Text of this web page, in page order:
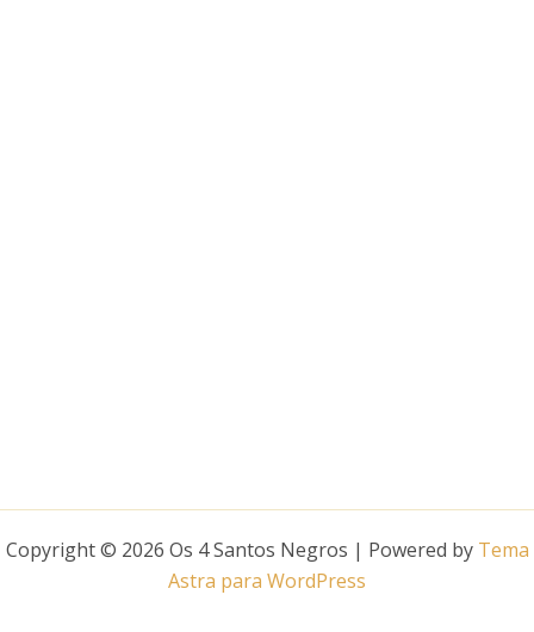
Copyright © 2026 Os 4 Santos Negros | Powered by Tema
Astra para WordPress